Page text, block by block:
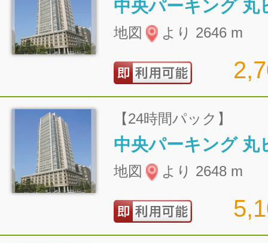
地図 より 2646 m
【24時間パック】
地図 より 2648 m